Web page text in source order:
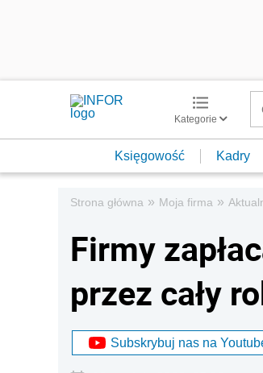
Kategorie
Księgowość Kadry
Strona główna » Moja firma »
Firmy
przez cały
Subskrybuj nas na